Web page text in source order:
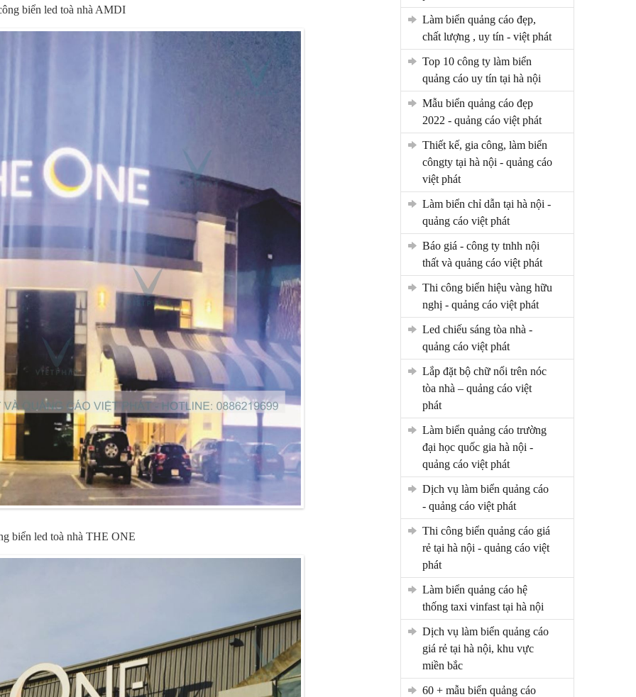
biển led toà nhà AMDI
biển led toà nhà THE ONE
làm biển quảng cáo đẹp,
chất lượng , uy tín - việt phát
top 10 công ty làm biển
quảng cáo uy tín tại hà nội
mẫu biển quảng cáo đẹp
2022 - quảng cáo việt phát
thiết kế, gia công, làm biển
côngty tại hà nội - quảng cáo
việt phát
làm biển chỉ dẫn tại hà nội -
quảng cáo việt phát
báo giá - công ty tnhh nội
thất và quảng cáo việt phát
thi công biển hiệu vàng hữu
nghị - quảng cáo việt phát
led chiếu sáng tòa nhà -
quảng cáo việt phát
lắp đặt bộ chữ nổi trên nóc
tòa nhà – quảng cáo việt
phát
làm biển quảng cáo trường
đại học quốc gia hà nội -
quảng cáo việt phát
dịch vụ làm biển quảng cáo
- quảng cáo việt phát
thi công biển quảng cáo giá
rẻ tại hà nội - quảng cáo việt
phát
làm biển quảng cáo hệ
thống taxi vinfast tại hà nội
dịch vụ làm biển quảng cáo
giá rẻ tại hà nội, khu vực
miền bắc
60 + mẫu biển quảng cáo